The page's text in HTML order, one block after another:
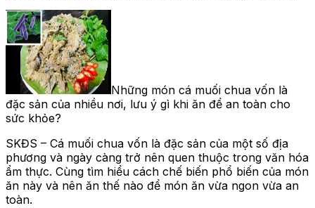
Những món cá muối chua vốn là
đặc sản của nhiều nơi, lưu ý gì khi ăn để an toàn cho
sức khỏe?
SKĐS – Cá muối chua vốn là đặc sản của một số địa
phương và ngày càng trở nên quen thuộc trong văn hóa
ẩm thực. Cùng tìm hiểu cách chế biến phổ biến của món
ăn này và nên ăn thế nào để món ăn vừa ngon vừa an
toàn.